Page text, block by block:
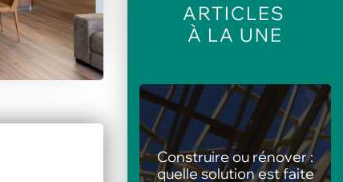
ARTICLES
À LA UNE
Les meilleures
animations pour centres